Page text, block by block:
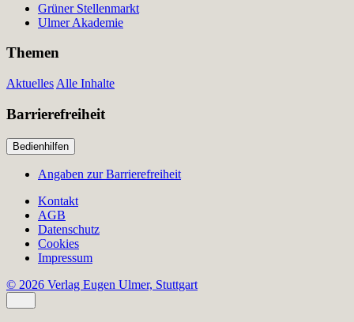
Grüner Stellenmarkt
Ulmer Akademie
Themen
Aktuelles Alle Inhalte
Barrierefreiheit
Bedienhilfen
Angaben zur Barrierefreiheit
Kontakt
AGB
Datenschutz
Cookies
Impressum
© 2026 Verlag Eugen Ulmer, Stuttgart